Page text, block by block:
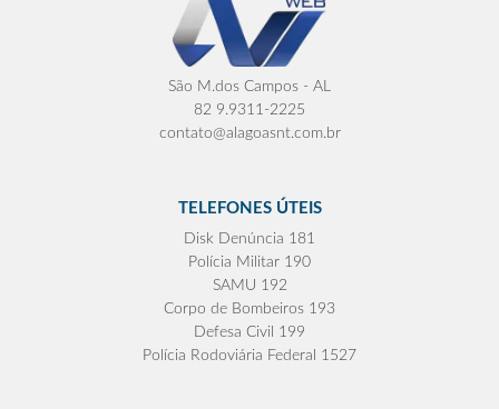
São M.dos Campos - AL
82 9.9311-2225
contato@alagoasnt.com.br
TELEFONES ÚTEIS
Disk Denúncia 181
Polícia Militar 190
SAMU 192
Corpo de Bombeiros 193
Defesa Civil 199
Polícia Rodoviária Federal 1527